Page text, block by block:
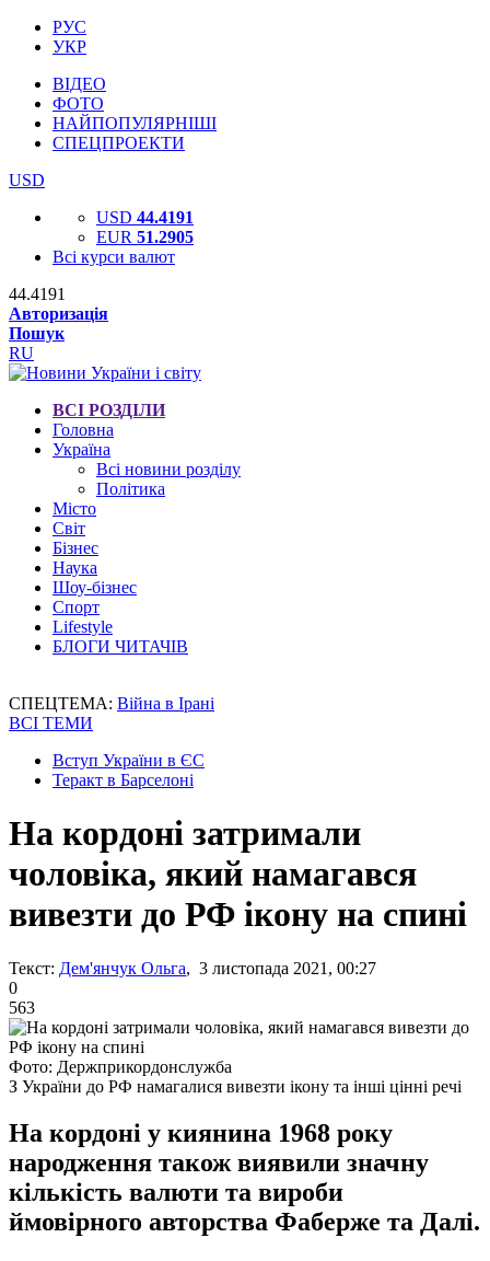
РУС
УКР
ВІДЕО
ФОТО
НАЙПОПУЛЯРНІШІ
СПЕЦПРОЕКТИ
USD
USD 44.4191
EUR 51.2905
Всі курси валют
44.4191
Авторизація
Пошук
RU
ВСІ РОЗДІЛИ
Головна
Україна
Всі новини розділу
Політика
Місто
Світ
Бізнес
Наука
Шоу-бізнес
Спорт
Lifestyle
БЛОГИ ЧИТАЧІВ
СПЕЦТЕМА: Війна в Ірані
ВСІ ТЕМИ
Вступ України в ЄС
Теракт в Барселоні
На кордоні затримали
чоловіка, який намагався
вивезти до РФ ікону на спині
Текст: Дем'янчук Ольга, 3 листопада 2021, 00:27
0
563
Фото: Держприкордонслужба
З України до РФ намагалися вивезти ікону та інші цінні речі
На кордоні у киянина 1968 року
народження також виявили значну
кількість валюти та вироби
ймовірного авторства Фаберже та Далі.